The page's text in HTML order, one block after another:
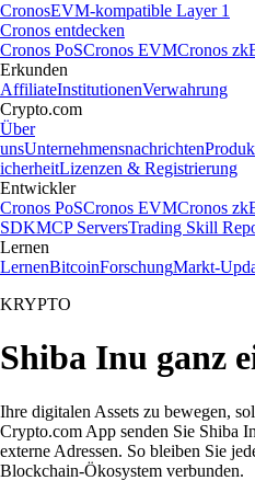
CronosEVM-kompatible Layer 1
Cronos entdecken
Cronos PoSCronos EVMCronos
Erkunden
AffiliateInstitutionenVerwahrung
Crypto.com
Über
unsUnternehmensnachrichten
icherheitLizenzen & Registrierung
Entwickler
Cronos PoSCronos EVMCronos
SDKMCP ServersTrading Skill
Lernen
LernenBitcoinForschungMarkt-
KRYPTO
Shiba Inu ganz
Ihre digitalen Assets zu bewegen,
Crypto.com App senden Sie Shiba
externe Adressen. So bleiben Sie
Blockchain-Ökosystem verbunden.